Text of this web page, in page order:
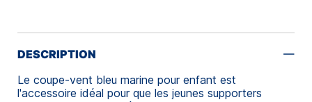
DESCRIPTION
Le coupe-vent bleu marine pour enfant est
l'accessoire idéal pour que les jeunes supporters